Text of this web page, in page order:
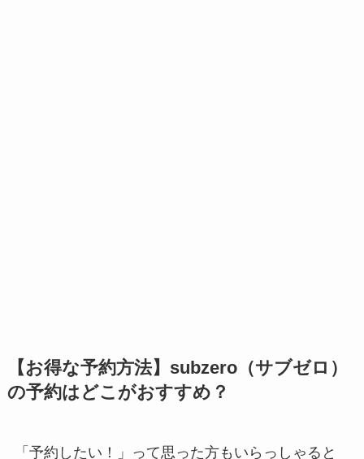
【お得な予約方法】subzero（サブゼロ）
の予約はどこがおすすめ？
「予約したい！」って思った方もいらっしゃると